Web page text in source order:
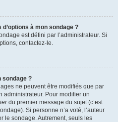
à mon sondage ?
est défini par l’administrateur. Si
contactez-le.
sondage ?
ne peuvent être modifiés que par
administrateur. Pour modifier un
du premier message du sujet (c’est
Si personne n’a voté, l’auteur
le sondage. Autrement, seuls les